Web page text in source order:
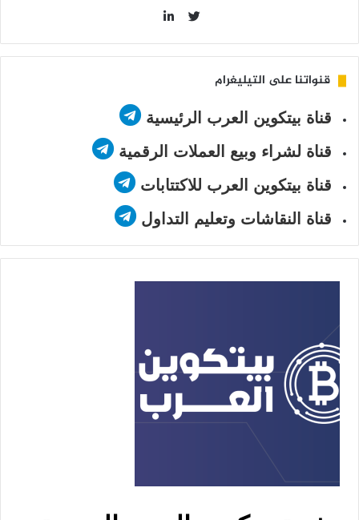
قنواتنا على التيليغرام
قناة بيتكوين العرب الرئيسية
قناة لشراء وبيع العملات الرقمية
قناة بيتكوين العرب للاكتتابات
قناة النقاشات وتعليم التداول